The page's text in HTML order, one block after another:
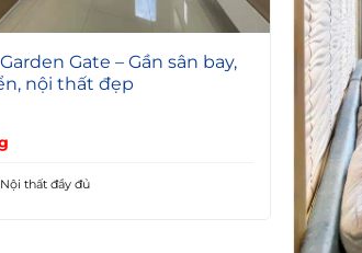
Gate – Gần sân bay,
nội thất đẹp
Nội thất đầy đủ